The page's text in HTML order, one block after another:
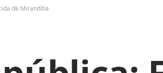
de Mirandiba